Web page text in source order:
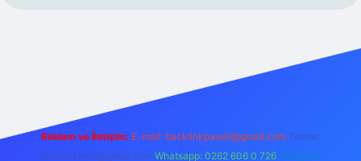
Reklam ve İletişim: E-mail: backlinkpaneli@gmail.com Teams:
forumhizmeti@gmail.com Whatsapp: 0262 606 0 726 Telegram: